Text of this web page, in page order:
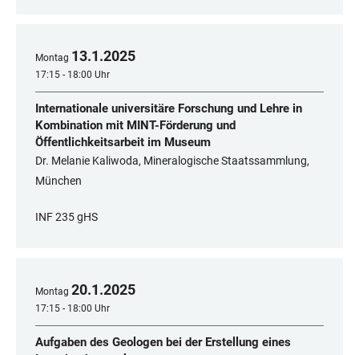
Montag 13.1.2025
17:15 - 18:00 Uhr
Internationale universitäre Forschung und Lehre in
Kombination mit MINT-Förderung und
Öffentlichkeitsarbeit im Museum
Dr. Melanie Kaliwoda, Mineralogische Staatssammlung,
München
INF 235 gHS
Montag 20.1.2025
17:15 - 18:00 Uhr
Aufgaben des Geologen bei der Erstellung eines